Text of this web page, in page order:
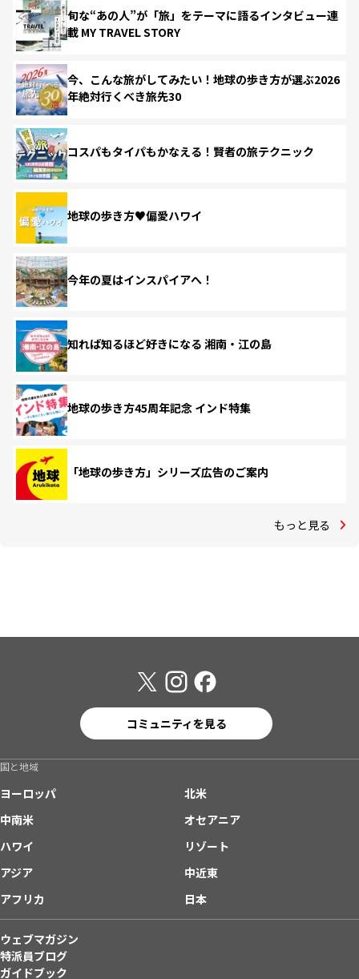
旬な“あの人”が「旅」をテーマに語るインタビュー連
載 MY TRAVEL STORY
今、こんな旅がしてみたい！地球の歩き方が選ぶ2026
年絶対行くべき旅先30
コスパもタイパもかなえる！賢者の旅テクニック
地球の歩き方♥偏愛ハワイ
今年の夏はインスパイアへ！
知れば知るほど好きになる 湘南・江の島
地球の歩き方45周年記念 インド特集
「地球の歩き方」シリーズ広告のご案内
もっと見る
コミュニティを見る
国と地域
ヨーロッパ
北米
中南米
オセアニア
ハワイ
リゾート
アジア
中近東
アフリカ
日本
ウェブマガジン
特派員ブログ
ガイドブック